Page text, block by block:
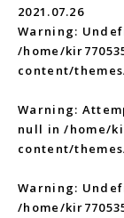
2021.07.26
Warning:
/home/
content/
Warning:
null in/home/
content/
Warning:
/home/